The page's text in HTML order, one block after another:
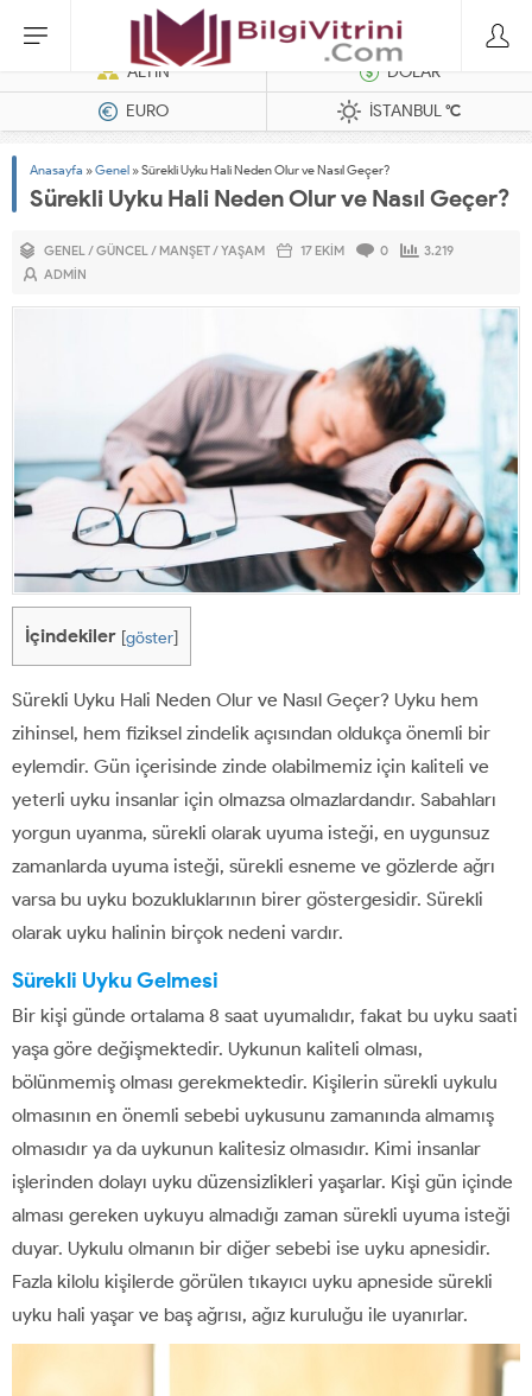
Dizel Jeneratörler
ALTIN
DOLAR
EURO
İSTANBUL°C
Anasayfa »Genel »Sürekli Uyku Hali Neden Olur ve Nasıl Geçer?
Sürekli Uyku Hali Neden Olur ve Nasıl Geçer?
GENEL/GÜNCEL/ MANŞET/YAŞAM 17 EKIM 0
3.219
ADMIN
İçindekiler [göster]
Sürekli Uyku Hali Neden Olur ve Nasıl Geçer? Uyku hem
zihinsel, hem fiziksel zindelik açısından oldukça önemli bir
eylemdir. Gün içerisinde zinde olabilmemiz için kaliteli ve
yeterli uyku insanlar için olmazsa olmazlardandır. Sabahları
yorgun uyanma, sürekli olarak uyuma isteği, en uygunsuz
zamanlarda uyuma isteği, sürekli esneme ve gözlerde ağrı
varsa bu uyku bozukluklarının birer göstergesidir. Sürekli
olarak uyku halinin birçok nedeni vardır.
Sürekli Uyku Gelmesi
Bir kişi günde ortalama 8 saat uyumalıdır, fakat bu uyku saati
yaşa göre değişmektedir. Uykunun kaliteli olması,
bölünmemiş olması gerekmektedir. Kişilerin sürekli uykulu
olmasının en önemli sebebi uykusunu zamanında almamış
olmasıdır ya da uykunun kalitesiz olmasıdır. Kimi insanlar
işlerinden dolayı uyku düzensizlikleri yaşarlar. Kişi gün içinde
alması gereken uykuyu almadığı zaman sürekli uyuma isteği
duyar. Uykulu olmanın bir diğer sebebi ise uyku apnesidir.
Fazla kilolu kişilerde görülen tıkayıcı uyku apneside sürekli
uyku hali yaşar ve baş ağrısı, ağız kuruluğu ile uyanırlar.